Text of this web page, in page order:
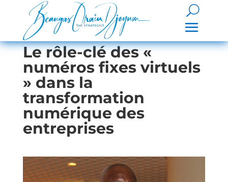
Le rôle-clé des «
numéros fixes virtuels
» dans la
transformation
numérique des
entreprises